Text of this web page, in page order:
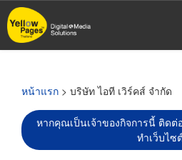
ข้าม
ไป
หน้าแรก > บริษัท ไอที เวิร์คส์ จำกัด
หากคุณเป็นเจ้าของกิจการนี้ ติดต่
ทำเว็บไซต์